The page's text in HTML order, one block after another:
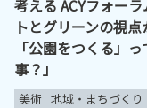
考える ACYフォー
トとグリーンの視点
「公園をつくる」
事？」
美術 地域・まちづくり